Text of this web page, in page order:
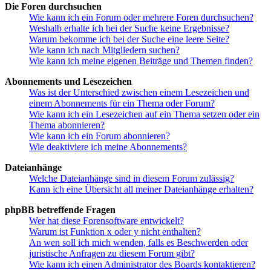
Die Foren durchsuchen
Wie kann ich ein Forum oder mehrere Foren durchsuchen?
Weshalb erhalte ich bei der Suche keine Ergebnisse?
Warum bekomme ich bei der Suche eine leere Seite?
Wie kann ich nach Mitgliedern suchen?
Wie kann ich meine eigenen Beiträge und Themen finden?
Abonnements und Lesezeichen
Was ist der Unterschied zwischen einem Lesezeichen und
einem Abonnements für ein Thema oder Forum?
Wie kann ich ein Lesezeichen auf ein Thema setzen oder ein
Thema abonnieren?
Wie kann ich ein Forum abonnieren?
Wie deaktiviere ich meine Abonnements?
Dateianhänge
Welche Dateianhänge sind in diesem Forum zulässig?
Kann ich eine Übersicht all meiner Dateianhänge erhalten?
phpBB betreffende Fragen
Wer hat diese Forensoftware entwickelt?
Warum ist Funktion x oder y nicht enthalten?
An wen soll ich mich wenden, falls es Beschwerden oder
juristische Anfragen zu diesem Forum gibt?
Wie kann ich einen Administrator des Boards kontaktieren?